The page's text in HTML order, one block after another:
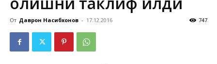
От Даврон Насибхонов - 17.12.2016 747